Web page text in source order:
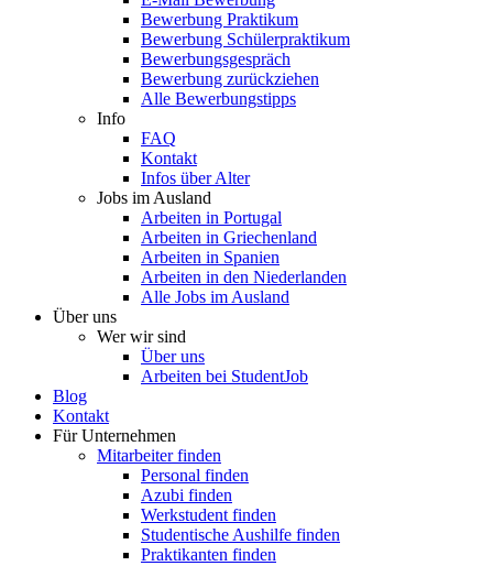
Bewerbung Praktikum
Bewerbung Schülerpraktikum
Bewerbungsgespräch
Bewerbung zurückziehen
Alle Bewerbungstipps
Info
FAQ
Kontakt
Infos über Alter
Jobs im Ausland
Arbeiten in Portugal
Arbeiten in Griechenland
Arbeiten in Spanien
Arbeiten in den Niederlanden
Alle Jobs im Ausland
Über uns
Wer wir sind
Über uns
Arbeiten bei StudentJob
Blog
Kontakt
Für Unternehmen
Mitarbeiter finden
Personal finden
Azubi finden
Werkstudent finden
Studentische Aushilfe finden
Praktikanten finden